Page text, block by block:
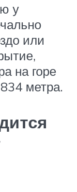
у
или
на горе
метра.